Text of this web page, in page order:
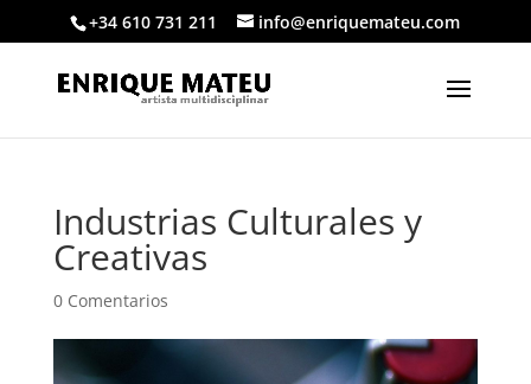
+34 610 731 211 info@enriquemateu.com
Industrias Culturales y
Creativas
0 Comentarios